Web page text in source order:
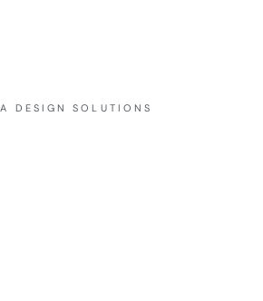
DESIGN SOLUTIONS